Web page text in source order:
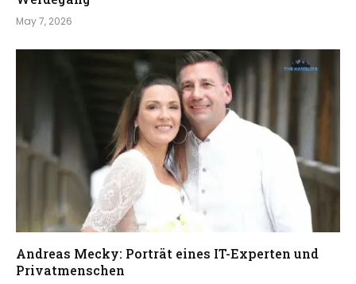
May 7, 2026
Andreas Mecky: Porträt eines IT-Experten und
Privatmenschen